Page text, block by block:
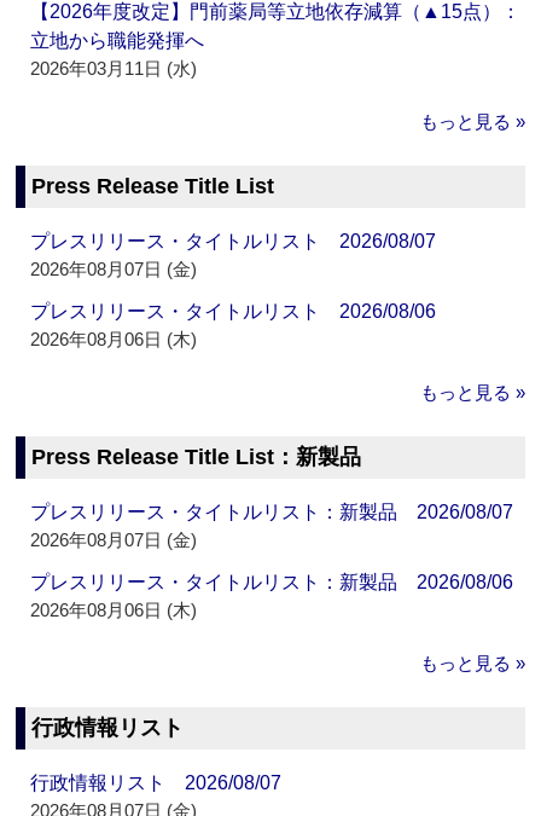
【2026年度改定】門前薬局等立地依存減算（▲15点）：
立地から職能発揮へ
2026年03月11日 (水)
もっと見る »
Press Release Title List
プレスリリース・タイトルリスト 2026/08/07
2026年08月07日 (金)
プレスリリース・タイトルリスト 2026/08/06
2026年08月06日 (木)
もっと見る »
Press Release Title List：新製品
プレスリリース・タイトルリスト：新製品 2026/08/07
2026年08月07日 (金)
プレスリリース・タイトルリスト：新製品 2026/08/06
2026年08月06日 (木)
もっと見る »
行政情報リスト
行政情報リスト 2026/08/07
2026年08月07日 (金)